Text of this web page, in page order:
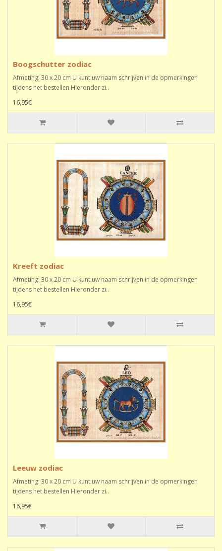
Boogschutter zodiac
Afmeting: 30 x 20 cm U kunt uw naam schrijven in de opmerkingen
tijdens het bestellen Hieronder zi..
16,95€
Kreeft zodiac
Afmeting: 30 x 20 cm U kunt uw naam schrijven in de opmerkingen
tijdens het bestellen Hieronder zi..
16,95€
Leeuw zodiac
Afmeting: 30 x 20 cm U kunt uw naam schrijven in de opmerkingen
tijdens het bestellen Hieronder zi..
16,95€